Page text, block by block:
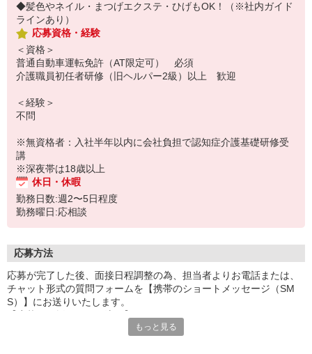
◆髪色やネイル・まつげエクステ・ひげもOK！（※社内ガイド
ラインあり）
応募資格・経験
＜資格＞
普通自動車運転免許（AT限定可） 必須
介護職員初任者研修（旧ヘルパー2級）以上 歓迎
＜経験＞
不問
※無資格者：入社半年以内に会社負担で認知症介護基礎研修受
講
※深夜帯は18歳以上
休日・休暇
勤務日数:週2〜5日程度
勤務曜日:応相談
応募方法
応募が完了した後、面接日程調整の為、担当者よりお電話または、
チャット形式の質問フォームを【携帯のショートメッセージ（SM
S）】にお送りいたします。
1.応募…Webもしくはお電話より応募ください。
もっと見る